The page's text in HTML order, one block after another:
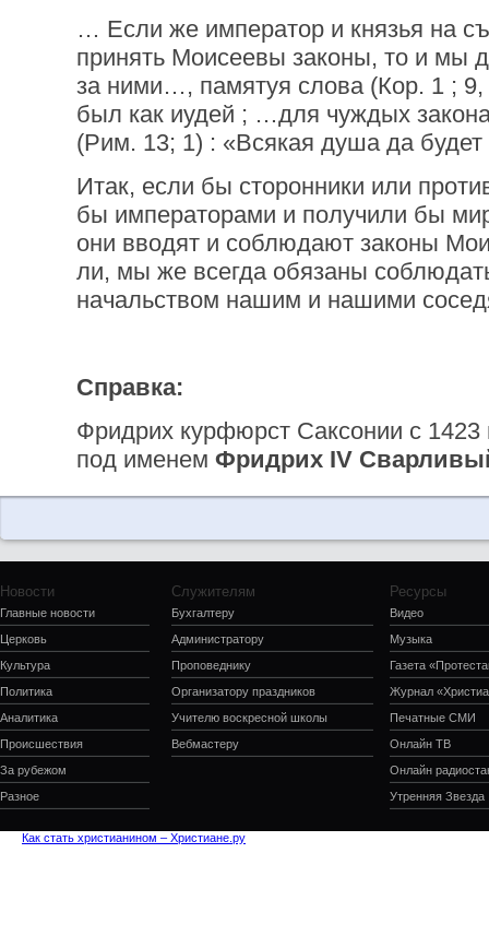
… Если же император и князья на
принять Моисеевы законы, то и мы
за ними…, памятуя слова (Кор. 1 ;
был как иудей ; …для чуждых
(Рим. 13; 1) : «Всякая душа да будет
Итак, если бы сторонники или
бы императорами и получили бы
они вводят и соблюдают законы
ли, мы же всегда обязаны
начальством нашим и нашими
Справка:
Фридрих курфюрст Саксонии с
под именем Фридрих IV
Новости
Главные новости
Церковь
Культура
Политика
Аналитика
Происшествия
За рубежом
Разное
Служителям
Бухгалтеру
Администратору
Проповеднику
Организатору праздников
Учителю воскресной школы
Вебмастеру
Ресурсы
Видео
Музыка
Газета
Журнал
Печатные СМИ
Онлайн ТВ
Онлайн
Утренняя Звезда
Как стать христианином – Христиане.ру